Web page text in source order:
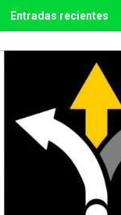
Entradas recientes